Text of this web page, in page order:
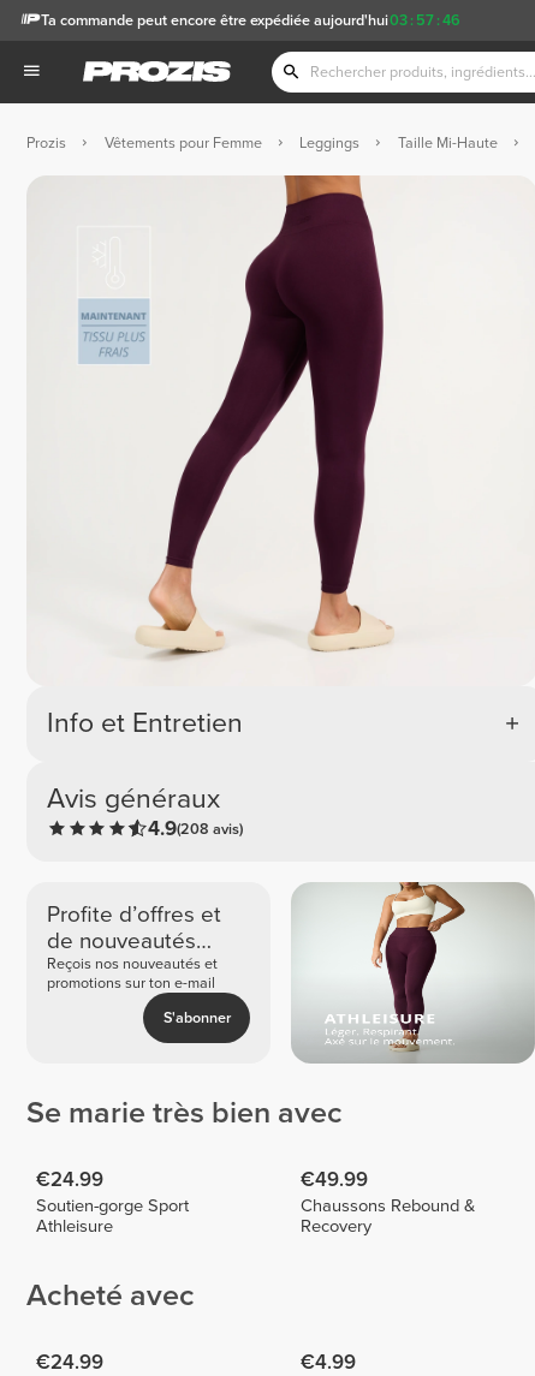
03 : 57 :46
Ta commande peut encore être expédiée aujourd'hui
Prozis Vêtements pour Femme Leggings Taille Mi-Haute
Info et Entretien
Avis généraux
4.9(208 avis)
Profite d’offres et
de nouveautés
exclusives
Reçois nos nouveautés et
promotions sur ton e-mail
S'abonner
Se marie très bien avec
€24.99
Soutien-gorge Sport
Athleisure
€49.99
Chaussons Rebound &
Recovery
Acheté avec
€24.99 €4.99